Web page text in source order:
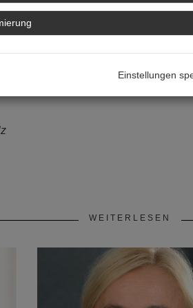
und Kollegen engagieren?
den Kolleginnen und Kollegen
Themen und der stärkeren
beruflich selbst auch einen Beitrag
WEITERLESEN
Einstellungen